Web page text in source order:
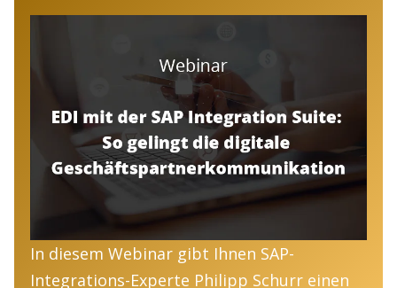
In diesem Webinar gibt Ihnen SAP-
Integrations-Experte Philipp Schurr einen